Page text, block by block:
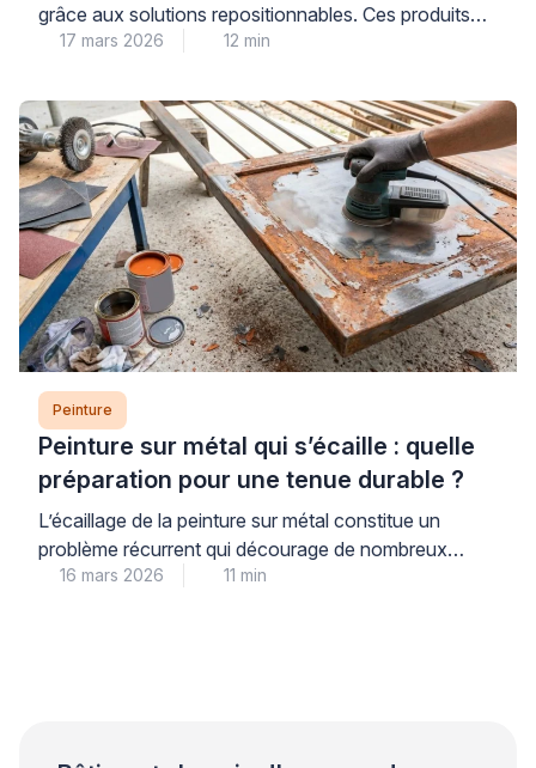
grâce aux solutions repositionnables. Ces produits
permettent de personnaliser fenêtres et miroirs sans
recherchent des alternatives économiques aux
vitraux traditionnels. Les peintures pour verre offrent
cette flexibilité tout en préservant la luminosité
naturelle. Cependant, le choix du bon produit
nécessite une compréhension des […]
17 mars 2026 12 min
Peinture
Peinture sur métal qui s’écaille : quelle
préparation pour une tenue durable ?
L’écaillage de la peinture sur métal constitue un
problème récurrent qui décourage de nombreux
propriétaires. Ce phénomène trouve son origine dans
16 mars 2026 11 min